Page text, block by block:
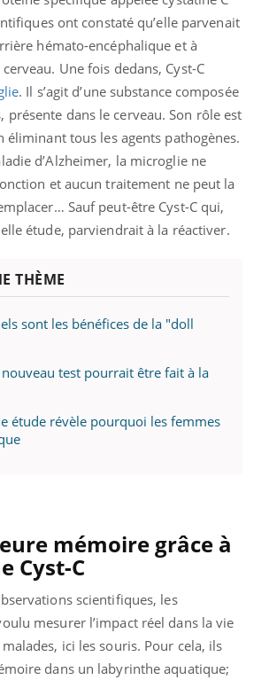
ont constaté qu’elle parvenait
hémato-encéphalique et à
Une fois dedans, Cyst-C
. Il s’agit d’une substance composée
présente dans le cerveau. Son rôle est
éliminant tous les agents pathogènes.
d’Alzheimer, la microglie ne
et aucun traitement ne peut la
Sauf peut-être Cyst-C qui,
étude, parviendrait à la réactiver.
THÈME
sont les bénéfices de la "doll
test pourrait être fait à la
étude révèle pourquoi les femmes
mémoire grâce à
Cyst-C
scientifiques, les
mesurer l’impact réel dans la vie
ici les souris. Pour cela, ils
dans un labyrinthe aquatique;